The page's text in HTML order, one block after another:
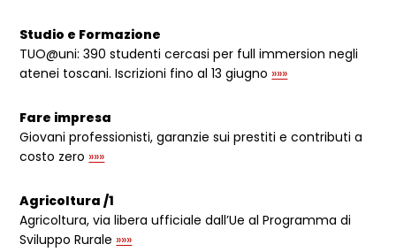
Studio e Formazione
TUO@uni: 390 studenti cercasi per full immersion negli
atenei toscani. Iscrizioni fino al 13 giugno »»»
Fare impresa
Giovani professionisti, garanzie sui prestiti e contributi a
costo zero »»»
Agricoltura /1
Agricoltura, via libera ufficiale dall’Ue al Programma di
Sviluppo Rurale »»»